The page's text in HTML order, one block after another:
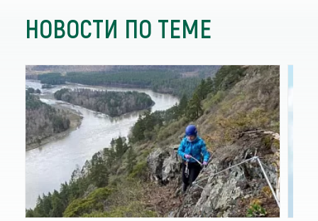
НОВОСТИ ПО ТЕМЕ